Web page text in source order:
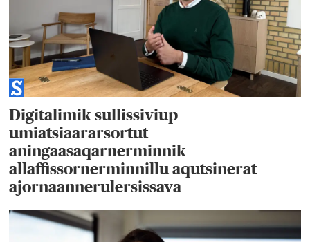
Digitalimik sullissiviup
umiatsiaararsortut
aningaasaqarnerminnik
allaffissornerminnillu aqutsinerat
ajornaannerulersissava